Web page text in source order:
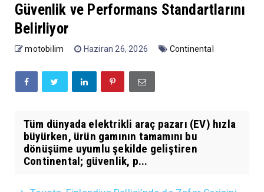
Güvenlik ve Performans Standartlarını
Belirliyor
motobilim Haziran 26, 2026 Continental
Tüm dünyada elektrikli araç pazarı (EV) hızla
büyürken, ürün gamının tamamını bu
dönüşüme uyumlu şekilde geliştiren
Continental; güvenlik, p...